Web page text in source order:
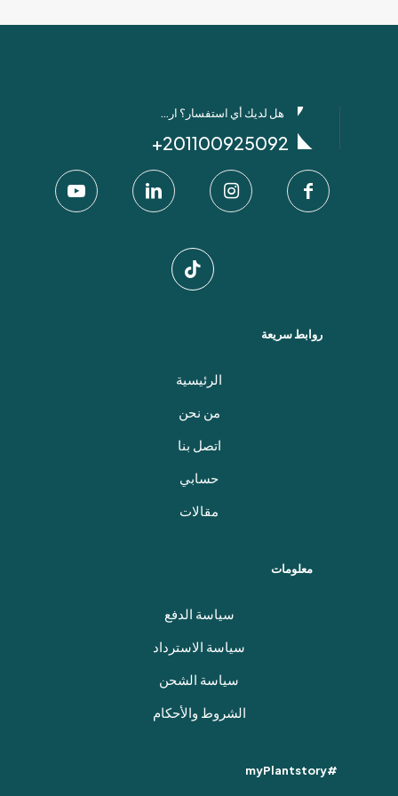
هل لديك أي استفسار؟ ارسل لنا عبر واتساب!
201100925092+
روابط سريعة
الرئيسية
من نحن
اتصل بنا
حسابي
مقالات
معلومات
سياسة الدفع
سياسة الاسترداد
سياسة الشحن
الشروط والأحكام
#myPlantstory